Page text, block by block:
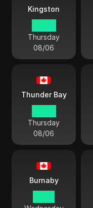
Kingston
Thursday
08/06
Thunder Bay
Thursday
08/06
Burnaby